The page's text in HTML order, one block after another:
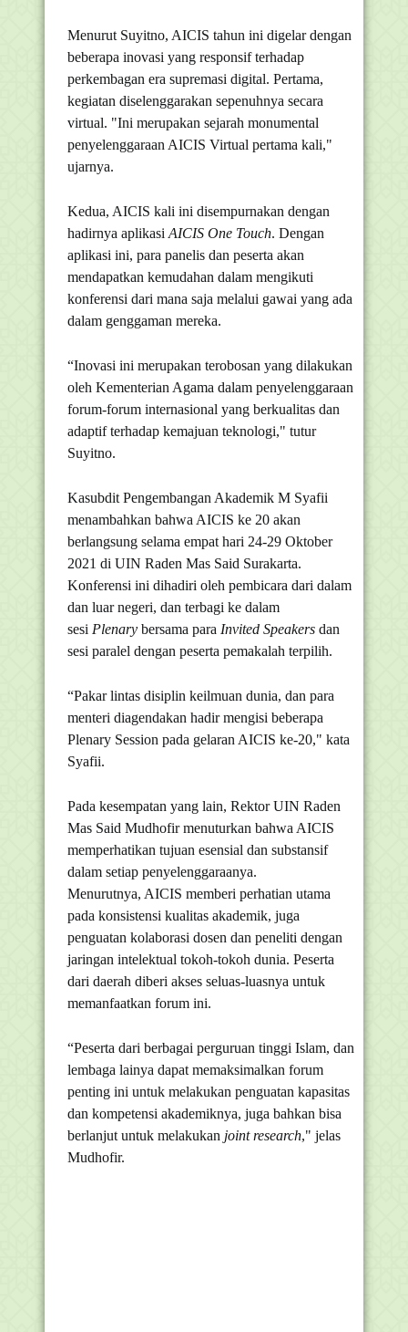
Menurut Suyitno, AICIS tahun ini digelar dengan
beberapa inovasi yang responsif terhadap
perkembagan era supremasi digital. Pertama,
kegiatan diselenggarakan sepenuhnya secara
virtual. "Ini merupakan sejarah monumental
penyelenggaraan AICIS Virtual pertama kali,"
ujarnya.
Kedua, AICIS kali ini disempurnakan dengan
hadirnya aplikasi AICIS One Touch. Dengan
aplikasi ini, para panelis dan peserta akan
mendapatkan kemudahan dalam mengikuti
konferensi dari mana saja melalui gawai yang ada
dalam genggaman mereka.
“Inovasi ini merupakan terobosan yang dilakukan
oleh Kementerian Agama dalam penyelenggaraan
forum-forum internasional yang berkualitas dan
adaptif terhadap kemajuan teknologi," tutur
Suyitno.
Kasubdit Pengembangan Akademik M Syafii
menambahkan bahwa AICIS ke 20 akan
berlangsung selama empat hari 24-29 Oktober
2021 di UIN Raden Mas Said Surakarta.
Konferensi ini dihadiri oleh pembicara dari dalam
dan luar negeri, dan terbagi ke dalam
sesi Plenary bersama para Invited Speakers dan
sesi paralel dengan peserta pemakalah terpilih.
“Pakar lintas disiplin keilmuan dunia, dan para
menteri diagendakan hadir mengisi beberapa
Plenary Session pada gelaran AICIS ke-20," kata
Syafii.
Pada kesempatan yang lain, Rektor UIN Raden
Mas Said Mudhofir menuturkan bahwa AICIS
memperhatikan tujuan esensial dan substansif
dalam setiap penyelenggaraanya.
Menurutnya, AICIS memberi perhatian utama
pada konsistensi kualitas akademik, juga
penguatan kolaborasi dosen dan peneliti dengan
jaringan intelektual tokoh-tokoh dunia. Peserta
dari daerah diberi akses seluas-luasnya untuk
memanfaatkan forum ini.
“Peserta dari berbagai perguruan tinggi Islam, dan
lembaga lainya dapat memaksimalkan forum
penting ini untuk melakukan penguatan kapasitas
dan kompetensi akademiknya, juga bahkan bisa
berlanjut untuk melakukan joint research," jelas
Mudhofir.